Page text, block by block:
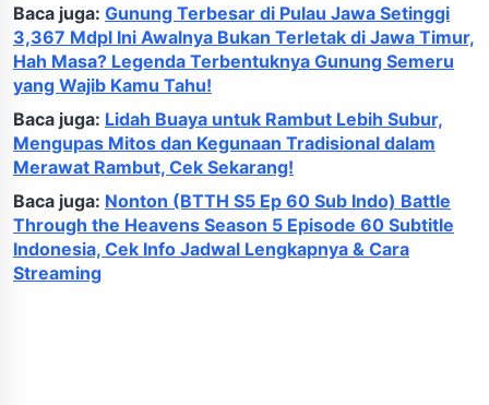
Baca juga: Gunung Terbesar di Pulau Jawa Setinggi
3,367 Mdpl Ini Awalnya Bukan Terletak di Jawa Timur,
Hah Masa? Legenda Terbentuknya Gunung Semeru
yang Wajib Kamu Tahu!
Baca juga: Lidah Buaya untuk Rambut Lebih Subur,
Mengupas Mitos dan Kegunaan Tradisional dalam
Merawat Rambut, Cek Sekarang!
Baca juga: Nonton (BTTH S5 Ep 60 Sub Indo) Battle
Through the Heavens Season 5 Episode 60 Subtitle
Indonesia, Cek Info Jadwal Lengkapnya & Cara
Streaming